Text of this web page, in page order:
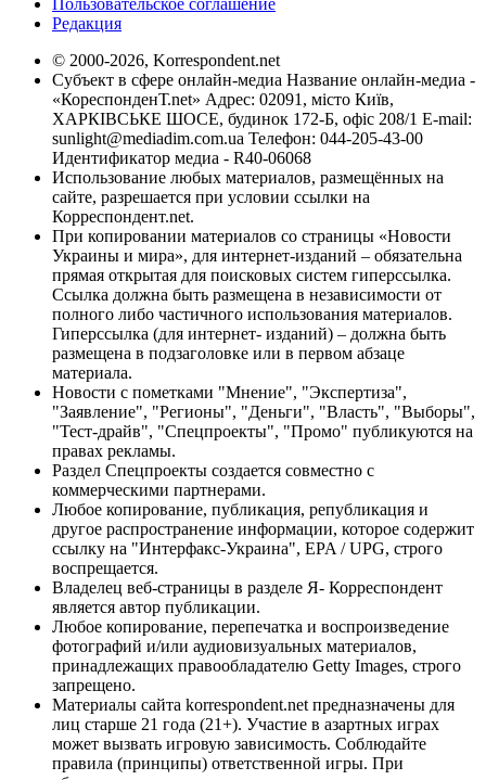
Редакция
© 2000-2026, Korrespondent.net
Субъект в сфере онлайн-медиа Название онлайн-медиа -
«КореспонденТ.net» Адрес: 02091, місто Київ,
ХАРКІВСЬКЕ ШОСЕ, будинок 172-Б, офіс 208/1 E-mail:
sunlight@mediadim.com.ua Телефон: 044-205-43-00
Идентификатор медиа - R40-06068
Использование любых материалов, размещённых на
сайте, разрешается при условии ссылки на
Корреспондент.net.
При копировании материалов со страницы «Новости
Украины и мира», для интернет-изданий – обязательна
прямая открытая для поисковых систем гиперссылка.
Ссылка должна быть размещена в независимости от
полного либо частичного использования материалов.
Гиперссылка (для интернет- изданий) – должна быть
размещена в подзаголовке или в первом абзаце
материала.
Новости с пометками "Мнение", "Экспертиза",
"Заявление", "Регионы", "Деньги", "Власть", "Выборы",
"Тест-драйв", "Спецпроекты", "Промо" публикуются на
правах рекламы.
Раздел Спецпроекты создается совместно с
коммерческими партнерами.
Любое копирование, публикация, републикация и
другое распространение информации, которое содержит
ссылку на "Интерфакс-Украина", EPA / UPG, строго
воспрещается.
Владелец веб-страницы в разделе Я- Корреспондент
является автор публикации.
Любое копирование, перепечатка и воспроизведение
фотографий и/или аудиовизуальных материалов,
принадлежащих правообладателю Getty Images, строго
запрещено.
Материалы сайта korrespondent.net предназначены для
лиц старше 21 года (21+). Участие в азартных играх
может вызвать игровую зависимость. Соблюдайте
правила (принципы) ответственной игры. При